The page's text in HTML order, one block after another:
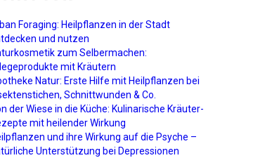
Foraging: Heilpflanzen in der Stadt
und nutzen
zum Selbermachen:
mit Kräutern
Natur: Erste Hilfe mit Heilpflanzen bei
Schnittwunden & Co.
der Wiese in die Küche: Kulinarische Kräuter-
mit heilender Wirkung
und ihre Wirkung auf die Psyche –
Unterstützung bei Depressionen